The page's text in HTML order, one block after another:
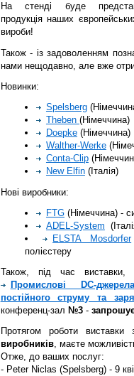
На стенді буде
продукція наших
вироби!
Також - із задоволенням
нами нещодавно, але вже
Новинки:
Spelsberg
Theben (Німеччина)
Doepke(Німеччина)
Walther-Werke
Conta-Clip
New Elfin(Італія)
Нові виробники:
FTG(Німеччина) -
ADEL-System
ELSTA Mosdorfer
полієстеру
Також, під час
Промислові DC-
постійного струму та
конференц-зал №3 -
Протягом роботи
виробників, маєте
Отже, до ваших послуг:
- Peter Niclas (Spelsberg) - 9